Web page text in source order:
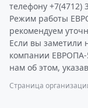
телефону +7(4712)
Режим работы
рекомендуем
Если вы заметили
компании
нам об этом,
Страница